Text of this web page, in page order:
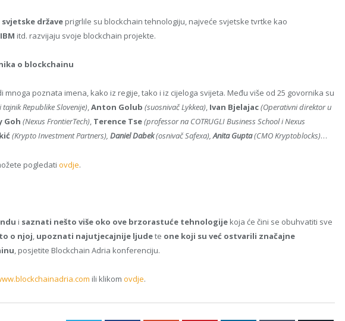
države prigrlile su blockchain tehnologiju, najveće svjetske tvrtke kao
itd. razvijaju svoje blockchain projekte.
o blockchainu
mnoga poznata imena, kako iz regije, tako i iz cijeloga svijeta. Među više od 25 govornika su
tajnik Republike Slovenije),Anton Golub (suosnivač Lykkea), Ivan Bjelajac(Operativni direktor u
Goh (Nexus FrontierTech), Terence Tse(professor na COTRUGLI Business School i Nexus
(Krypto Investment Partners), Daniel Dabek(osnivač Safexa),Anita Gupta(CMO Kryptoblocks)…
pogledati ovdje.
i saznati nešto više oko ove brzorastuće tehnologije koja će čini se obuhvatiti sve
o njoj, upoznati najutjecajnije ljudete one koji su već ostvarili značajne
, posjetite Blockchain Adria konferenciju.
ili klikom ovdje.